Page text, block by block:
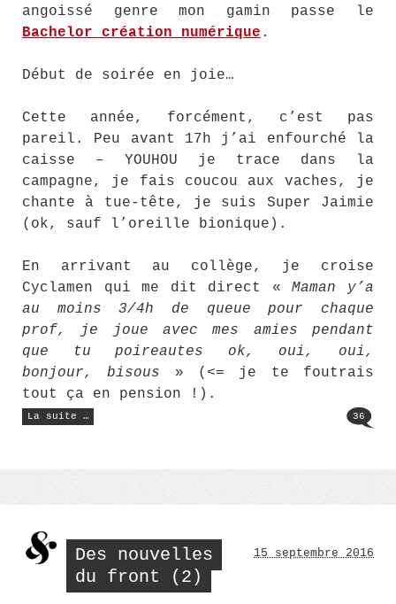
angoissé genre mon gamin passe le
Bachelor création numérique .
Début de soirée en joie…
Cette année, forcément, c’est pas
pareil. Peu avant 17h j’ai enfourché la
caisse – YOUHOU je trace dans la
campagne, je fais coucou aux vaches, je
chante à tue-tête, je suis Super Jaimie
(ok, sauf l’oreille bionique).
En arrivant au collège, je croise
Cyclamen qui me dit direct «Maman y’a
au moins 3/4h de queue pour chaque
prof, je joue avec mes amies pendant
que tu poireautes ok, oui, oui,
bonjour, bisous » (<= je te foutrais
tout ça en pension !).
La suite …
« Des
nouvelles
36
Des nouvelles
du front (2)
15 septembre 2016